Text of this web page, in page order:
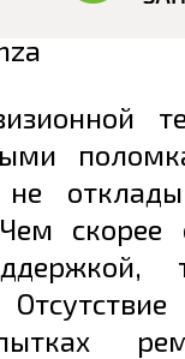
не
скорее Задать вопрос